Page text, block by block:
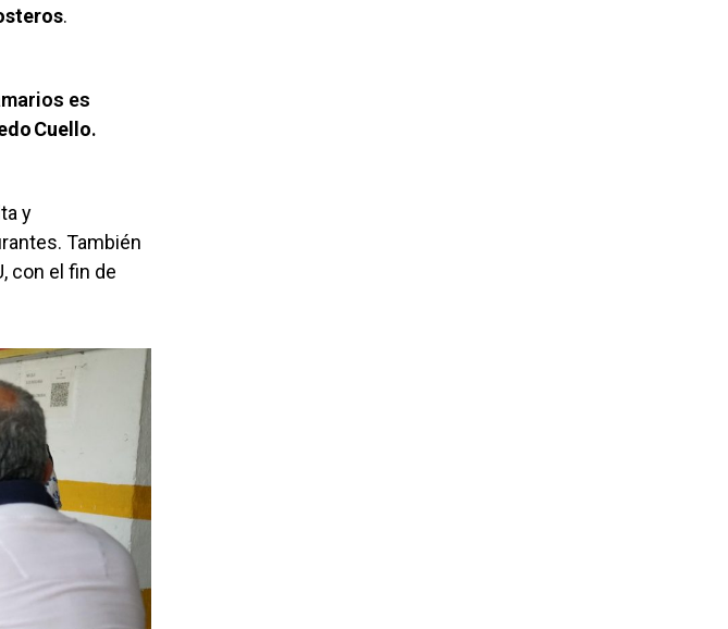
.
es
Cuello.
y
También
con el fin de